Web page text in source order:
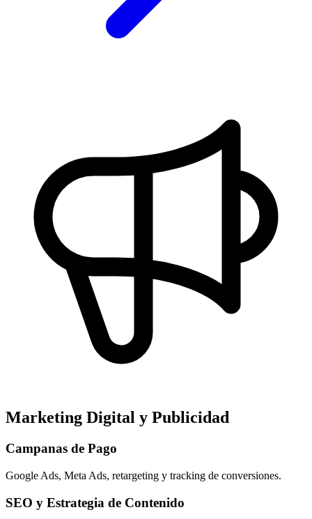
Marketing Digital y Publicidad
Campanas de Pago
Google Ads, Meta Ads, retargeting y tracking de conversiones.
SEO y Estrategia de Contenido